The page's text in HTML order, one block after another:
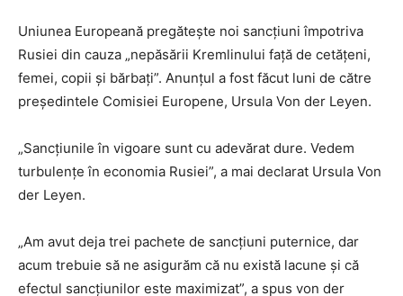
Uniunea Europeană pregătește noi sancțiuni împotriva
Rusiei din cauza „nepăsării Kremlinului față de cetățeni,
femei, copii și bărbați”. Anunțul a fost făcut luni de către
președintele Comisiei Europene, Ursula Von der Leyen.
„Sancțiunile în vigoare sunt cu adevărat dure. Vedem
turbulențe în economia Rusiei”, a mai declarat Ursula Von
der Leyen.
„Am avut deja trei pachete de sancțiuni puternice, dar
acum trebuie să ne asigurăm că nu există lacune și că
efectul sancțiunilor este maximizat”, a spus von der